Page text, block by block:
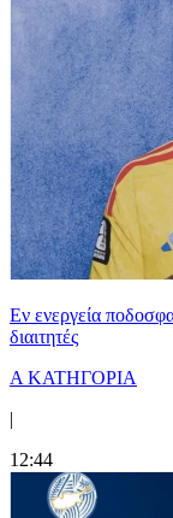
Εν ενεργεία
διαιτητές
Α ΚΑΤΗΓΟΡΙΑ
|
12:44